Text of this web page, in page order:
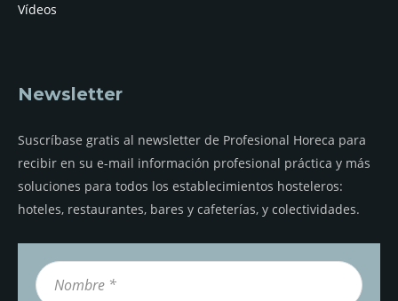
Vídeos
Newsletter
Suscríbase gratis al newsletter de Profesional Horeca para
recibir en su e-mail información profesional práctica y más
soluciones para todos los establecimientos hosteleros:
hoteles, restaurantes, bares y cafeterías, y colectividades.